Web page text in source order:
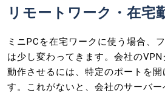
リモートワーク・在宅
ミニPCを在宅ワークに使う場合、
は少し変わってきます。会社の
動作させるには、特定のポートを
す。これがないと、会社のサーバ